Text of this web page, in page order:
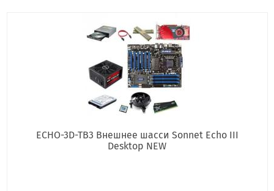
ECHO-3D-TB3 Внешнее шасси Sonnet Echo III
Desktop NEW